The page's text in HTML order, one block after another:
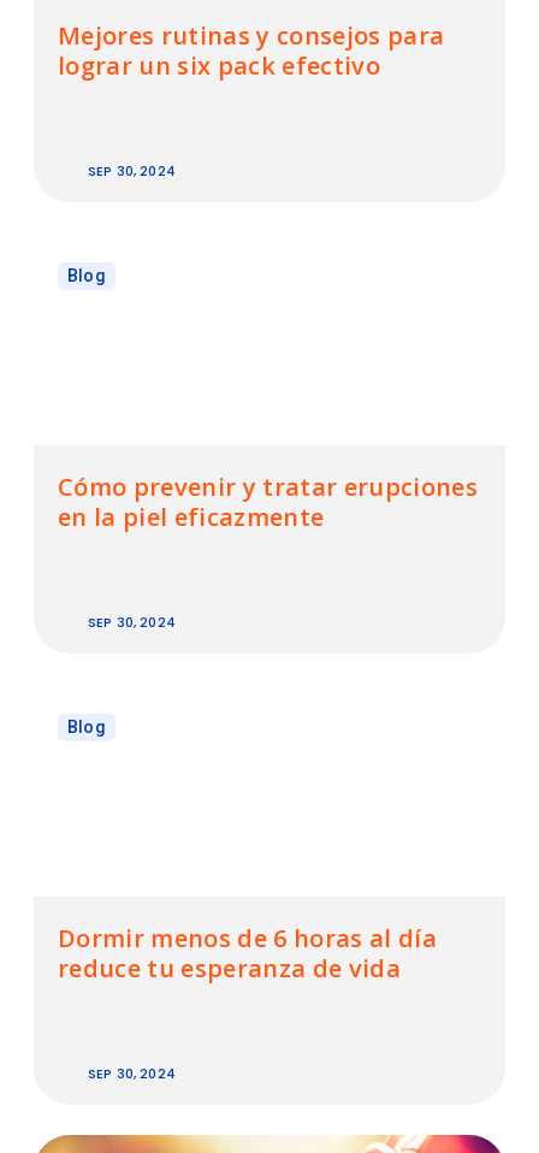
Mejores rutinas y consejos para
lograr un six pack efectivo
SEP 30, 2024
Blog
Cómo prevenir y tratar erupciones
en la piel eficazmente
SEP 30, 2024
Blog
Dormir menos de 6 horas al día
reduce tu esperanza de vida
SEP 30, 2024